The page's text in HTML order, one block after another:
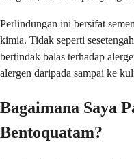
Perlindungan ini bersifat
kimia. Tidak seperti
bertindak balas terhadap
alergen daripada sampai ke
Bagaimana Saya
Bentoquatam?